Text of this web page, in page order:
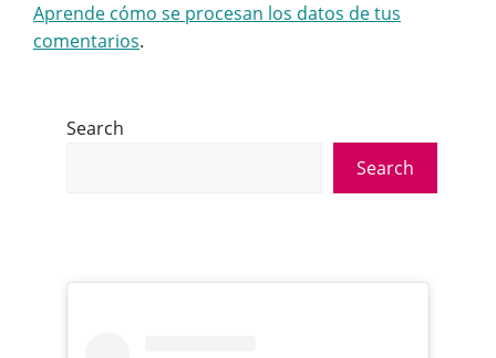
Aprende cómo se procesan los datos de tus
comentarios.
Search
Search